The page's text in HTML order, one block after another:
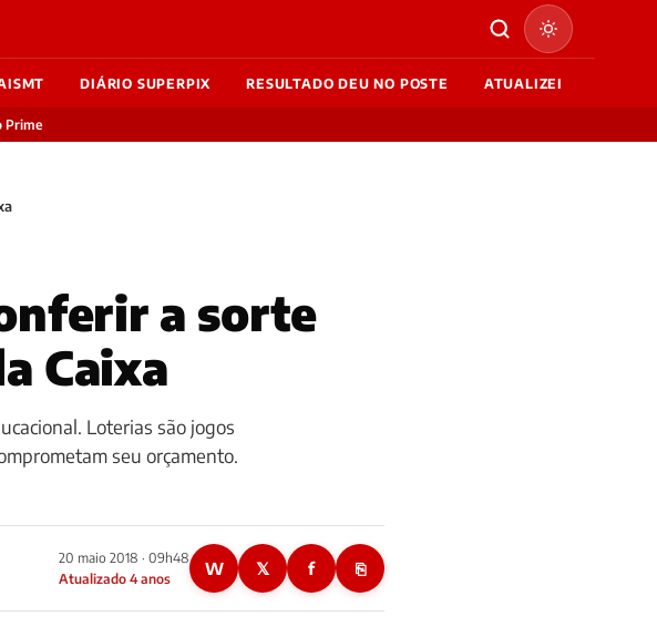
DIÁRIO SUPERPIX RESULTADO DEU NO POSTE ATUALIZEI
Prime
a sorte
Caixa
Loterias são jogos
seu orçamento.
20 maio 2018 · 09h48
Atualizado 4 anos
W 𝕏 f ⎘